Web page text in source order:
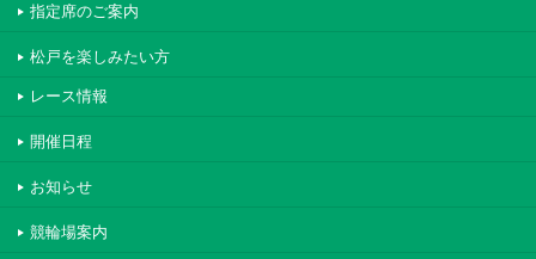
指定席のご案内
松戸を楽しみたい方
レース情報
開催日程
お知らせ
競輪場案内